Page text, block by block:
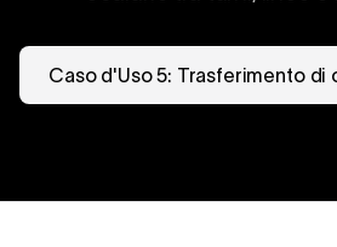
Caso d'Uso 5: Trasferimento